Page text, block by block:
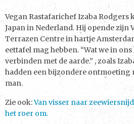
Vegan Rastafarichef Izaba Rodgers
Japan in Nederland. Hij opende zijn
Terrazen Centre in hartje
eettafel mag hebben. “Wat we in
verbinden met de aarde.” , zoals
hadden een bijzondere ontmoeting
man.
Zie ook:Van visser naar
het roer om.